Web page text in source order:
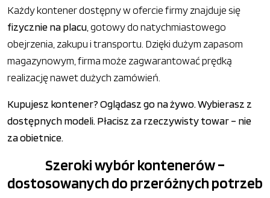
Każdy kontener dostępny w ofercie firmy znajduje się
fizycznie na placu , gotowy do natychmiastowego
obejrzenia, zakupu i transportu. Dzięki dużym zapasom
magazynowym, firma może zagwarantować prędką
realizację nawet dużych zamówień.
Kupujesz kontener? Oglądasz go na żywo. Wybierasz z
dostępnych modeli. Płacisz za rzeczywisty towar – nie
za obietnice.
Szeroki wybór kontenerów –
dostosowanych do przeróżnych potrzeb